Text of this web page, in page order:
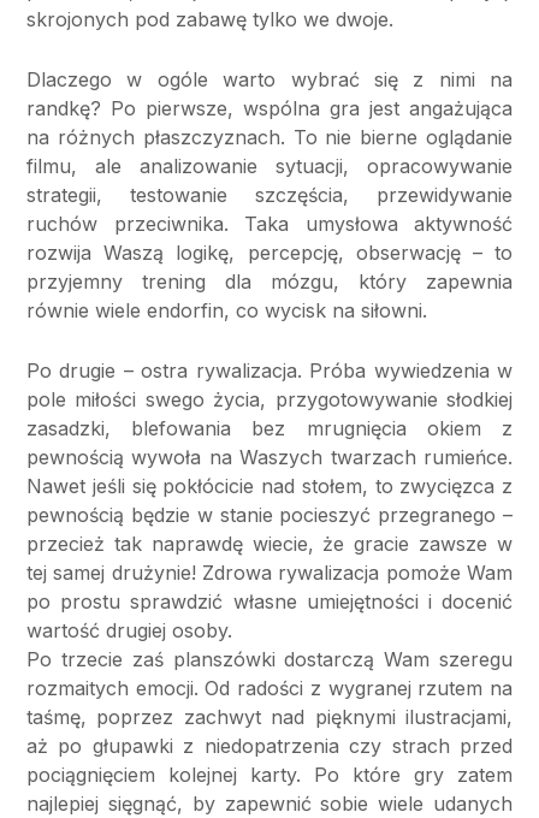
skrojonych pod zabawę tylko we dwoje.
Dlaczego w ogóle warto wybrać się z nimi na
randkę? Po pierwsze, wspólna gra jest angażująca
na różnych płaszczyznach. To nie bierne oglądanie
filmu, ale analizowanie sytuacji, opracowywanie
strategii, testowanie szczęścia, przewidywanie
ruchów przeciwnika. Taka umysłowa aktywność
rozwija Waszą logikę, percepcję, obserwację – to
przyjemny trening dla mózgu, który zapewnia
równie wiele endorfin, co wycisk na siłowni.
Po drugie – ostra rywalizacja. Próba wywiedzenia w
pole miłości swego życia, przygotowywanie słodkiej
zasadzki, blefowania bez mrugnięcia okiem z
pewnością wywoła na Waszych twarzach rumieńce.
Nawet jeśli się pokłócicie nad stołem, to zwycięzca z
pewnością będzie w stanie pocieszyć przegranego –
przecież tak naprawdę wiecie, że gracie zawsze w
tej samej drużynie! Zdrowa rywalizacja pomoże Wam
po prostu sprawdzić własne umiejętności i docenić
wartość drugiej osoby.
Po trzecie zaś planszówki dostarczą Wam szeregu
rozmaitych emocji. Od radości z wygranej rzutem na
taśmę, poprzez zachwyt nad pięknymi ilustracjami,
aż po głupawki z niedopatrzenia czy strach przed
pociągnięciem kolejnej karty. Po które gry zatem
najlepiej sięgnąć, by zapewnić sobie wiele udanych